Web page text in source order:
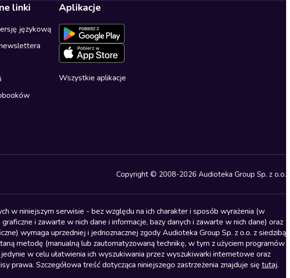
linki
językową
Aplikacje
Wszystkie aplikacje
Copyright © 2008-2026 Audioteka Group Sp. z o.o.
w niniejszym serwisie - bez względu na ich charakter i sposób wyrażenia (w
i zawarte w nich dane i informacje, bazy danych i zawarte w nich dane) oraz
wymaga uprzedniej i jednoznacznej zgody Audioteka Group Sp. z o.o. z siedzibą
metodę (manualną lub zautomatyzowaną technikę, w tym z użyciem programów
w celu ułatwienia ich wyszukiwania przez wyszukiwarki internetowe oraz
prawa. Szczegółowa treść dotycząca niniejszego zastrzeżenia znajduje się tutaj.